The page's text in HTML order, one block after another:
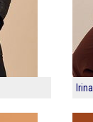
Irina